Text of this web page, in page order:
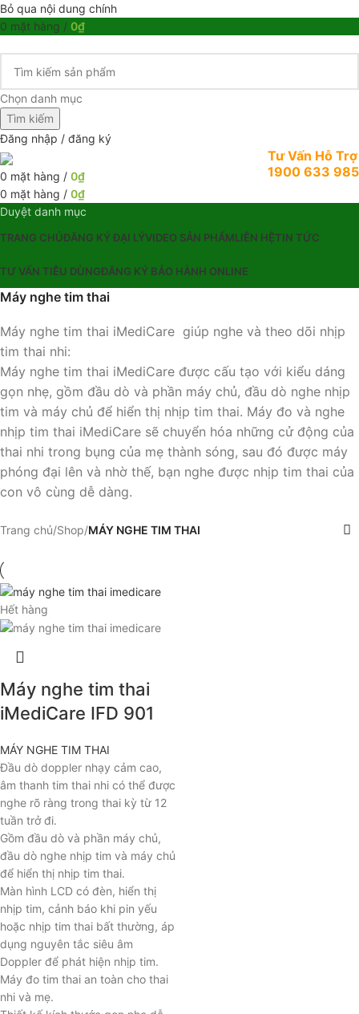
Bỏ qua nội dung chính
0 mặt hàng / 0₫
Chọn danh mục
Tìm kiếm
Đăng nhập / đăng ký
Tư Vấn Hỗ Trợ
1900 633 985
0 mặt hàng / 0₫
0 mặt hàng / 0₫
Duyệt danh mục
TRANG CHỦĐĂNG KÝ ĐẠI LÝVIDEO SẢN PHẨMLIÊN HỆTIN TỨC
TƯ VẤN TIÊU DÙNGĐĂNG KÝ BẢO HÀNH ONLINE
Máy nghe tim thai
Máy nghe tim thai iMediCare giúp nghe và theo dõi nhịp
tim thai nhi:
Máy nghe tim thai iMediCare được cấu tạo với kiểu dáng
gọn nhẹ, gồm đầu dò và phần máy chủ, đầu dò nghe nhịp
tim và máy chủ để hiển thị nhịp tim thai. Máy đo và nghe
nhịp tim thai iMediCare sẽ chuyển hóa những cử động của
thai nhi trong bụng của mẹ thành sóng, sau đó được máy
phóng đại lên và nhờ thế, bạn nghe được nhịp tim thai của
con vô cùng dễ dàng.
Trang chủ/Shop/MÁY NGHE TIM THAI
Hết hàng
Máy nghe tim thai
iMediCare IFD 901
MÁY NGHE TIM THAI
Đầu dò doppler nhạy cảm cao,
âm thanh tim thai nhi có thể được
nghe rõ ràng trong thai kỳ từ 12
tuần trở đi.
Gồm đầu dò và phần máy chủ,
đầu dò nghe nhịp tim và máy chủ
để hiển thị nhịp tim thai.
Màn hình LCD có đèn, hiển thị
nhịp tim, cảnh báo khi pin yếu
hoặc nhịp tim thai bất thường, áp
dụng nguyên tắc siêu âm
Doppler để phát hiện nhịp tim.
Máy đo tim thai an toàn cho thai
nhi và mẹ.